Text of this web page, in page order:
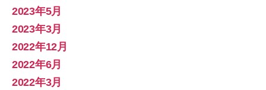
2023年5月
2023年3月
2022年12月
2022年6月
2022年3月